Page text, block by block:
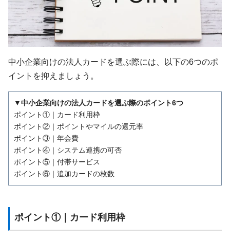
中小企業向けの法人カードを選ぶ際には、以下の6つのポ
イントを抑えましょう。
▼中小企業向けの法人カードを選ぶ際のポイント6つ
ポイント①｜カード利用枠
ポイント②｜ポイントやマイルの還元率
ポイント③｜年会費
ポイント④｜システム連携の可否
ポイント⑤｜付帯サービス
ポイント⑥｜追加カードの枚数
ポイント①｜カード利用枠